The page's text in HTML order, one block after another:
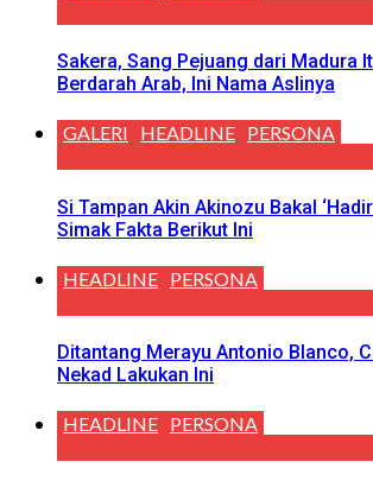
Sakera, Sang Pejuang dari Madura
Berdarah Arab, Ini Nama Aslinya
GALERI HEADLINE PERSONA
Si Tampan Akin Akinozu Bakal
Simak Fakta Berikut Ini
HEADLINE PERSONA
Ditantang Merayu Antonio Blanco,
Nekad Lakukan Ini
HEADLINE PERSONA